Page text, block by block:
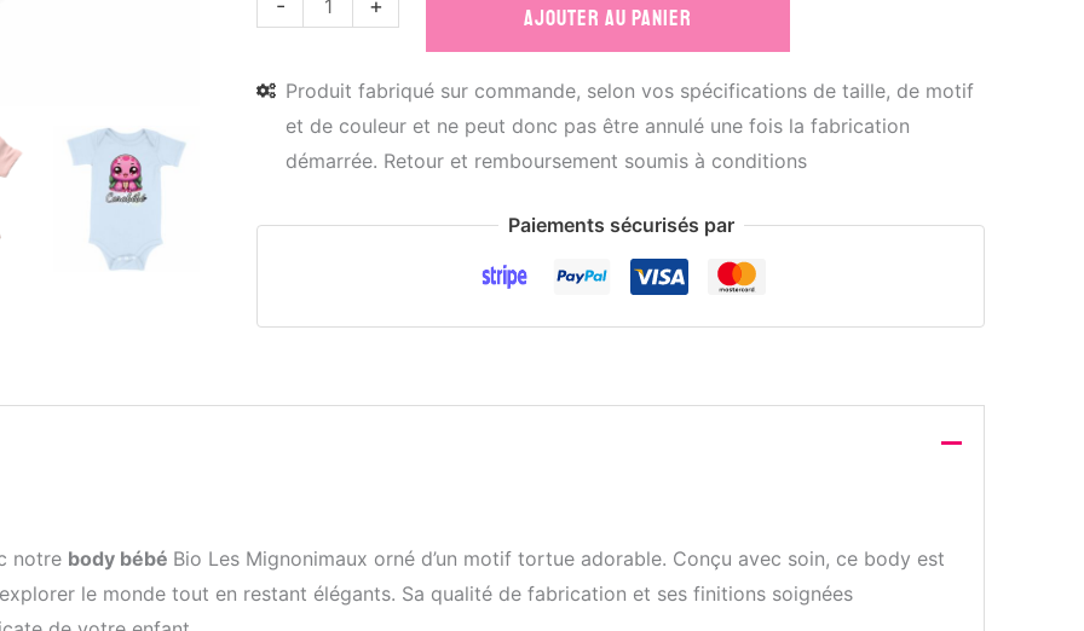
-
de
Bébé
Les
+ AJOUTER AU PANIER
Produit fabriqué sur commande, selon vos spécifications de taille, de motif
et de couleur et ne peut donc pas être annulé une fois la fabrication
démarrée. Retour et remboursement soumis à conditions
Paiements sécurisés par
notre body bébé Bio Les Mignonimaux orné d’un motif tortue adorable. Conçu avec soin, ce body est
le monde tout en restant élégants. Sa qualité de fabrication et ses finitions soignées